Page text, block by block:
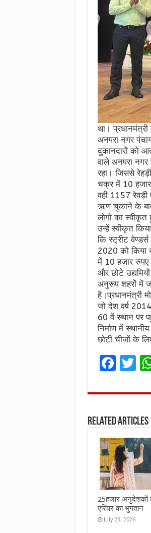
था।
अनपरा नगर
दुकानदारों को
वाले अनपरा नगर
रहा। जिससे
चक्र में 10
वही 1157 रेवड़ी
ऋण चुकाने के
लोगो का
उन्हें स्वीकृत
कि स्ट्रीट
2020 को किया
में 10 हजार रुपए
और छोटे
अनुरूप शहरों में
है।प्रधानमंत्री
जो देश वर्ष
60 वें स्थान पर
निर्माण में
छोटी चीजों के
F
ce
o
o
k
T
it
r
Related Articles
25हजार अनुदेशकों
एरियर का भुगतान
July 23, 2026